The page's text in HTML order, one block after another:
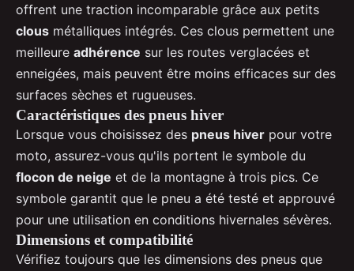
offrent une traction incomparable grâce aux petits
clous métalliques intégrés. Ces clous permettent une
meilleure adhérence sur les routes verglacées et
enneigées, mais peuvent être moins efficaces sur des
surfaces sèches et rugueuses.
Caractéristiques des pneus hiver
Lorsque vous choisissez des pneus hiver pour votre
moto, assurez-vous qu'ils portent le symbole du
flocon de neige et de la montagne à trois pics. Ce
symbole garantit que le pneu a été testé et approuvé
pour une utilisation en conditions hivernales sévères.
Dimensions et compatibilité
Vérifiez toujours que les dimensions des pneus que